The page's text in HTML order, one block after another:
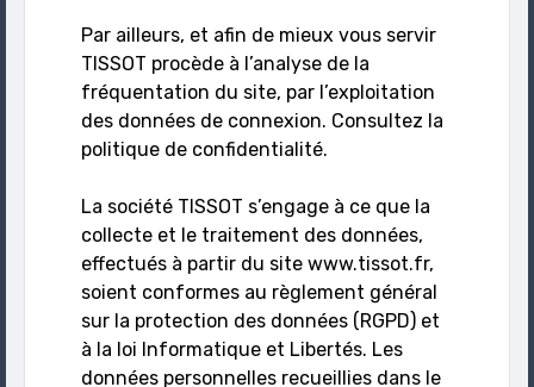
Par ailleurs, et afin de mieux vous servir
TISSOT procède à l’analyse de la
fréquentation du site, par l’exploitation
des données de connexion. Consultez la
politique de confidentialité.
La société TISSOT s’engage à ce que la
collecte et le traitement des données,
effectués à partir du site www.tissot.fr,
soient conformes au règlement général
sur la protection des données (RGPD) et
à la loi Informatique et Libertés. Les
données personnelles recueillies dans le